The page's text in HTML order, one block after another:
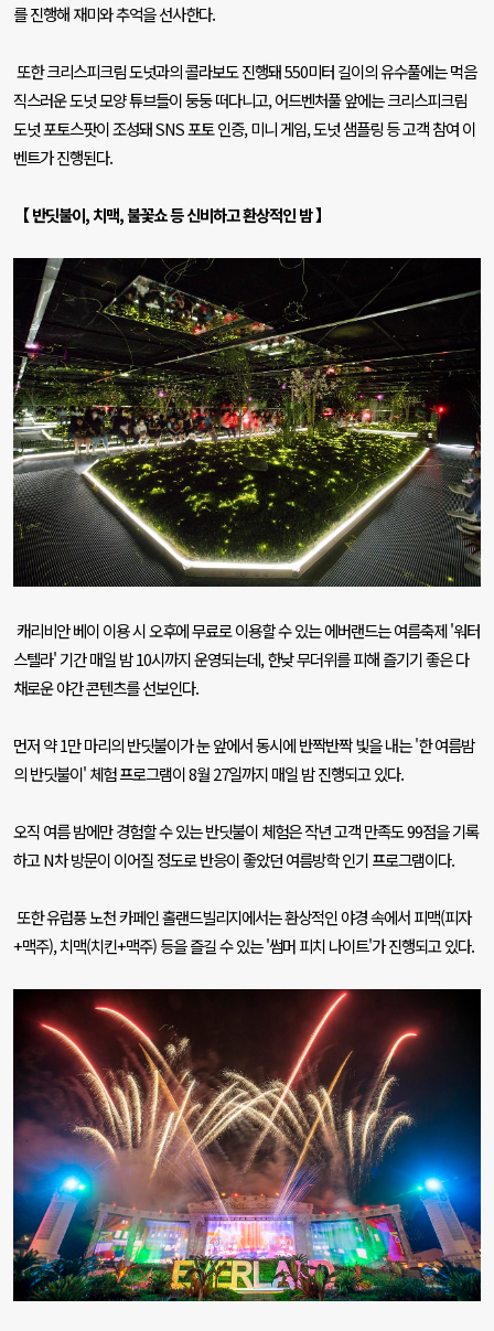
를 진행해 재미와 추억을 선사한다.
또한 크리스피크림 도넛과의 콜라보도 진행돼550미터 길이의 유수풀에는 먹음
직스러운 도넛 모양 튜브들이 둥둥 떠다니고,어드벤처풀 앞에는 크리스피크림
도넛 포토스팟이 조성돼SNS포토 인증,미니 게임,도넛 샘플링 등 고객 참여 이
벤트가 진행된다.
【 반딧불이,치맥,불꽃쇼 등 신비하고 환상적인 밤 】
캐리비안 베이 이용 시 오후에 무료로 이용할 수 있는 에버랜드는 여름축제'워터
스텔라'기간 매일 밤10시까지 운영되는데,한낮 무더위를 피해 즐기기 좋은 다
채로운 야간 콘텐츠를 선보인다.
먼저 약1만 마리의 반딧불이가 눈 앞에서 동시에 반짝반짝 빛을 내는'한 여름밤
의 반딧불이'체험 프로그램이8월27일까지 매일 밤 진행되고 있다.
오직 여름 밤에만 경험할 수 있는 반딧불이 체험은 작년 고객 만족도99점을 기록
하고N차 방문이 이어질 정도로 반응이 좋았던 여름방학 인기 프로그램이다.
또한 유럽풍 노천 카페인 홀랜드빌리지에서는 환상적인 야경 속에서 피맥(피자
+맥주),치맥(치킨+맥주)등을 즐길 수 있는'썸머 피치 나이트'가 진행되고 있다.